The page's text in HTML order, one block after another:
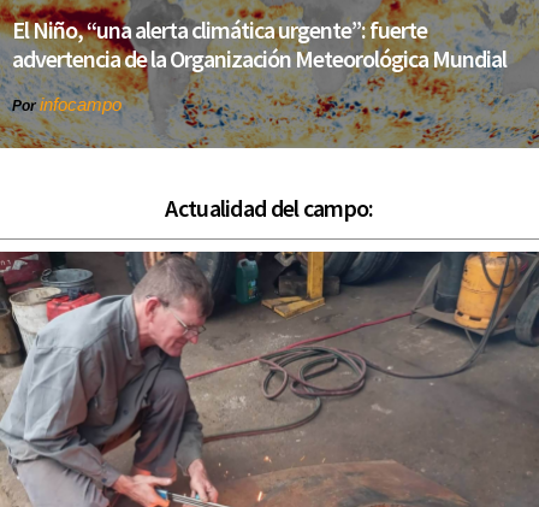
El Niño, “una alerta climática urgente”: fuerte
advertencia de la Organización Meteorológica Mundial
Porinfocampo
Actualidad del campo: